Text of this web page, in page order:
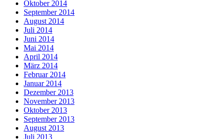
Oktober 2014
September 2014
August 2014
Juli 2014
Juni 2014
Mai 2014
April 2014
März 2014
Februar 2014
Januar 2014
Dezember 2013
November 2013
Oktober 2013
September 2013
August 2013
Juli 2013